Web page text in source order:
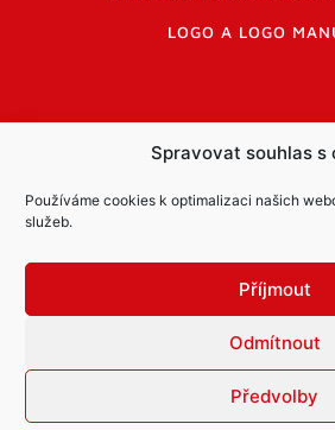
Spravovat souhlas s
Používáme cookies k optimalizaci našich
služeb.
Příjmout
Odmítnout
Předvolby
LOGO A LOGO
PDF archiv Zpravodajů